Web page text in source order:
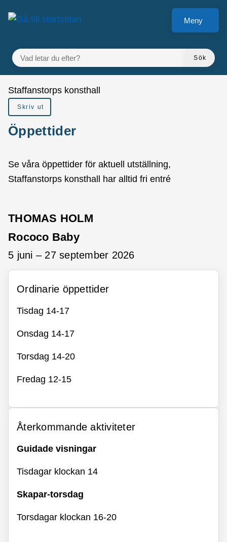
Gå till innehåll
till sidomeny
Meny
VAD LETAR DU EFTER?
Sök
Du är här:
Staffanstorps konsthall
Skriv ut
Öppettider
Se våra öppettider för aktuell utställning,
Staffanstorps konsthall har alltid fri entré
THOMAS HOLM
Rococo Baby
5 juni – 27 september 2026
Ordinarie öppettider
Tisdag 14-17
Onsdag 14-17
Torsdag 14-20
Fredag 12-15
Återkommande aktiviteter
Guidade visningar
Tisdagar klockan 14
Skapar-torsdag
Torsdagar klockan 16-20